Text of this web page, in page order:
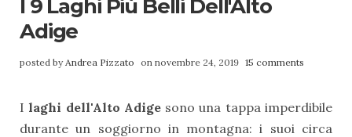
I 9 Laghi Più Belli Dell'Alto
Adige
posted by Andrea Pizzato on novembre 24, 2019 15 comments
I laghi dell'Alto Adigesono una tappa imperdibile
durante un soggiorno in montagna: i suoi circa